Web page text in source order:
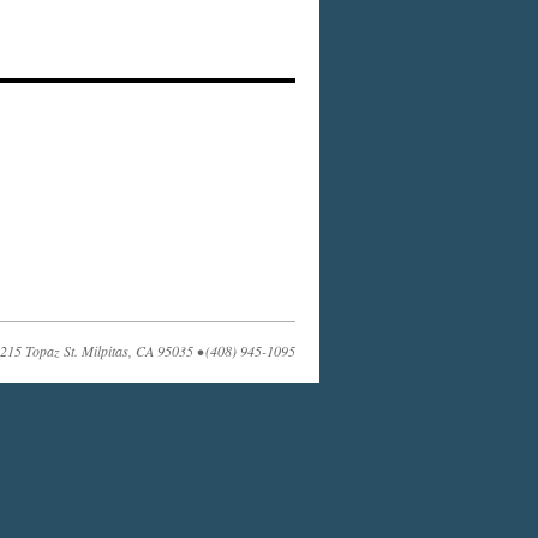
215 Topaz St. Milpitas, CA 95035 • (408) 945-1095